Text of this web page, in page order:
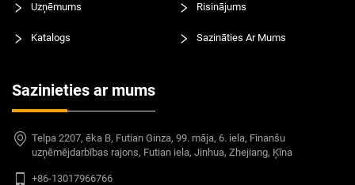
Uzņēmums Risinājums
Katalogs Sazināties Ar Mums
Sazinieties ar mums
Telpa 2207, ēka B, Futian Ginza, 99. māja, 6. iela, Finanšu
uzņēmējdarbības rajons, Futian iela, Jinhua, Zhejiang, Ķīna
+86-13017966766